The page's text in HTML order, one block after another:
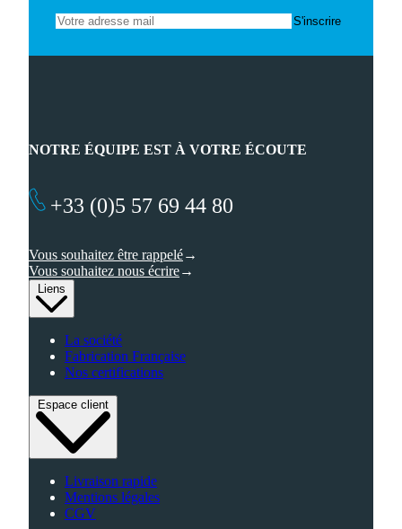
Liens
La société
Fabrication Française
Nos certifications
Espace client
Livraison rapide
Mentions légales
CGV
NOTRE ÉQUIPE EST À VOTRE ÉCOUTE
+33 (0)5 57 69 44 80
Vous souhaitez être rappelé
Vous souhaitez nous écrire